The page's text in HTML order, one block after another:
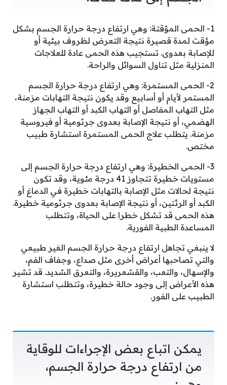
1- الحمى المؤقتة: وهي ارتفاع درجة حرارة الجسم بشكل
مؤقت لمدة قصيرة نتيجة التعرض لظروف بيئية أو
للإصابة بعدوى. تستجيب هذه الحمى عادة للعلاجات
المنزلية مثل تناول السوائل والراحة.
2- الحمى المستمرة: وهي ارتفاع درجة حرارة الجسم
المستمر لأيام أو أسابيع وقد يكون نتيجة التهابات مزمنة،
مثل التهاب المفاصل أو التهاب الكبد أو التهاب الجهاز
الهضمي، أو نتيجة الإصابة بعدوى جرثومية أو فيروسية
مزمنة. يتطلب علاج الحمى المستمرة استشارة طبيب
مختص.
3- الحمى الخطيرة: وهي ارتفاع درجة حرارة الجسم إلى
مستويات خطيرة تتجاوز 41 درجة مئوية، وقد تكون
نتيجة لحالات مثل الإصابة بالتهابات خطيرة في الدماغ أو
الكبد أو الرئتين، أو نتيجة الإصابة بعدوى جرثومية خطيرة.
هذه الحمى قد تشكل خطرا على الحياة، وتتطلب
المساعدة الطبية الفورية.
لا ينبغي تجاهل ارتفاع درجة حرارة الجسم الغير طبيعي
والتي تصاحبها أعراض أخرى مثل صداع، وجفاف الفم،
والإسهال، والتعب، والقشعريرة، والتعرق الشديد. قد تشير
هذه الأعراض إلى وجود حالة خطيرة، وتتطلب استشارة
الطبيب على الفور.
يمكن اتباع بعض الإجراءات للوقاية
من ارتفاع درجة حرارة الجسم،